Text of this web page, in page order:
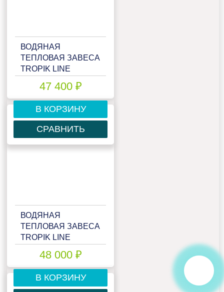
ВОДЯНАЯ
ТЕПЛОВАЯ ЗАВЕСА
TROPIK LINE
47 400 ₽
В КОРЗИНУ
СРАВНИТЬ
ВОДЯНАЯ
ТЕПЛОВАЯ ЗАВЕСА
TROPIK LINE
48 000 ₽
В КОРЗИНУ